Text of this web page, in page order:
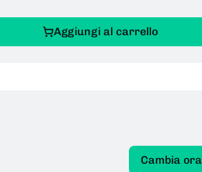
Aggiungi al carrello
Cambia ora